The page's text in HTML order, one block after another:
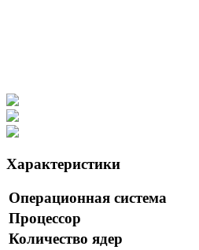
Характеристики
Операционная система
Процессор
Количество ядер